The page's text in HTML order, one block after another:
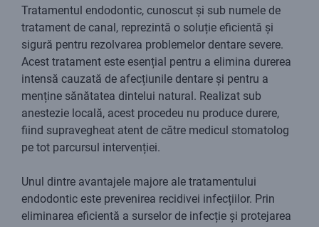
Tratamentul endodontic, cunoscut și sub numele de
tratament de canal, reprezintă o soluție eficientă și
sigură pentru rezolvarea problemelor dentare severe.
Acest tratament este esențial pentru a elimina durerea
intensă cauzată de afecțiunile dentare și pentru a
menține sănătatea dintelui natural. Realizat sub
anestezie locală, acest procedeu nu produce durere,
fiind supravegheat atent de către medicul stomatolog
pe tot parcursul intervenției.
Unul dintre avantajele majore ale tratamentului
endodontic este prevenirea recidivei infecțiilor. Prin
eliminarea eficientă a surselor de infecție și protejarea